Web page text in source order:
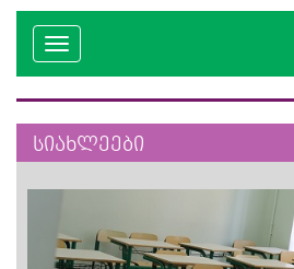
სიახლეები